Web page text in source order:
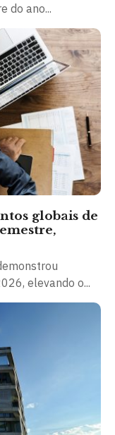
do ano...
globais de
elevando o...